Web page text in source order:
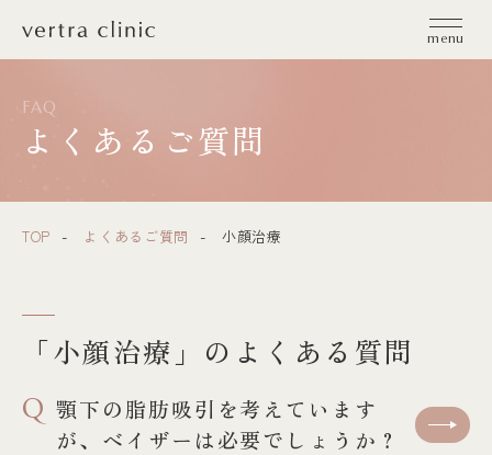
vertra clinic（ヴェルトラクリニック）
menu
FAQ
よくあるご質問
TOP よくあるご質問 小顔治療
「小顔治療」のよくある質問
Q 顎下の脂肪吸引を考えています
が、ベイザーは必要でしょうか？